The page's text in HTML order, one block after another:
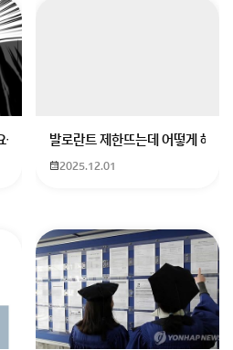
ㅠ 무슨 검정머리 남자 캐릭터에 더빙하
발로란트 제한뜨는데 어떻게 해야
2025.12.01